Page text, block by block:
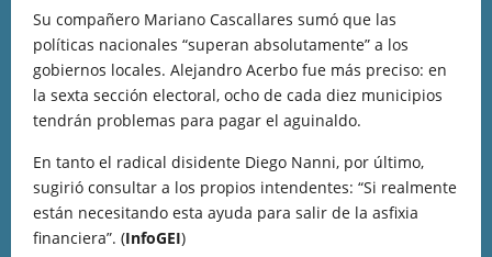
Su compañero Mariano Cascallares sumó que las
políticas nacionales “superan absolutamente” a los
gobiernos locales. Alejandro Acerbo fue más preciso: en
la sexta sección electoral, ocho de cada diez municipios
tendrán problemas para pagar el aguinaldo.
En tanto el radical disidente Diego Nanni, por último,
sugirió consultar a los propios intendentes: “Si realmente
están necesitando esta ayuda para salir de la asfixia
financiera”. (InfoGEI)